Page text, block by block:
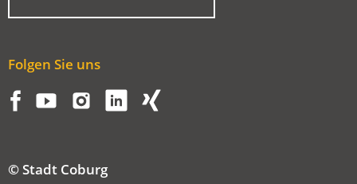
EINEM
Folgen Sie uns
© Stadt Coburg